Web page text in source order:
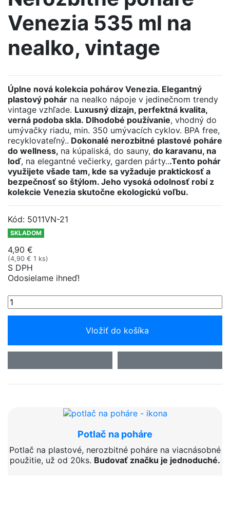
Venezia 535 ml na
nealko, vintage
Úplne nová kolekcia pohárov Venezia. Elegantný
plastový pohár na nealko nápoje v jedinečnom trendy
vintage vzhľade. Luxusný dizajn, perfektná kvalita,
verná podoba skla. Dlhodobé používanie, vhodný do
umývačky riadu, min. 350 umývacích cyklov. BPA free,
recyklovateľný.. Dokonalé nerozbitné plastové poháre
do wellness, na kúpaliská, do sauny, do karavanu, na
loď, na elegantné večierky, garden párty...Tento pohár
využijete všade tam, kde sa vyžaduje praktickosť a
bezpečnosť so štýlom. Jeho vysoká odolnosť robí z
kolekcie Venezia skutočne ekologickú voľbu.
Kód: 5011VN-21
SKLADOM
4,90 €
(4,90 € 1 ks)
S DPH
Odosielame ihneď!
Vložiť do košíka
Potlač na poháre
Potlač na plastové, nerozbitné poháre na viacnásobné
použitie, už od 20ks. Budovať značku je jednoduché.